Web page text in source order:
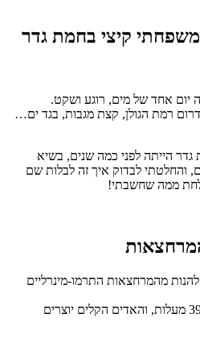
קיצי בחמת גדר
יום אחד של מים, רוגע ושקט.
רמת הגולן, קצת מגבות, בגד ים…
הייתה לפני כמה שנים, בשיא
והחלטתי לבדוק איך זה לבלות שם
ממה שחשבתי!
מהמרחצאות התרמו-מינרליים
המים בטמפרטורה ממוצעת של 39 מעלות, והאדים הקלים יוצרים